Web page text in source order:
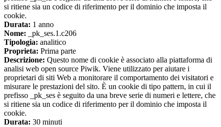
si ritiene sia un codice di riferimento per il dominio che imposta il
cookie.
Durata: 1 anno
Nome: _pk_ses.1.c206
Tipologia: analitico
Proprieta: Prima parte
Descrizione: Questo nome di cookie è associato alla piattaforma di
analisi web open source Piwik. Viene utilizzato per aiutare i
proprietari di siti Web a monitorare il comportamento dei visitatori e
misurare le prestazioni del sito. È un cookie di tipo pattern, in cui il
prefisso _pk_ses è seguito da una breve serie di numeri e lettere, che
si ritiene sia un codice di riferimento per il dominio che imposta il
cookie.
Durata: 30 minuti